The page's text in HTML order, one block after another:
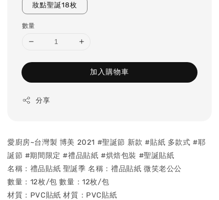
妝點聖誕18枚
數量
加入購物車
分享
愛廚房~台灣製 博美 2021 #聖誕節 新款 #貼紙 多款式 #耶
誕節 #期間限定 #禮品貼紙 #烘焙包裝 #聖誕貼紙
名稱：禮品貼紙 聖誕季 名稱：禮品貼紙 微笑老公公
數量：12枚/包 數量：12枚/包
材質：PVC貼紙 材質：PVC貼紙